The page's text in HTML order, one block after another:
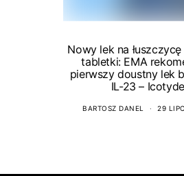
Nowy lek na
tabletki: EMA
pierwszy doustny lek
IL-23 – Icotyde
BARTOSZ DANEL 29